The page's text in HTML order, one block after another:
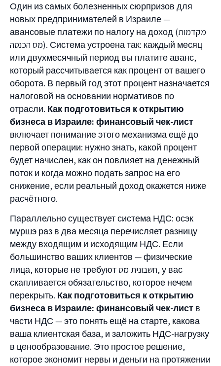
Один из самых болезненных сюрпризов для
новых предпринимателей в Израиле —
авансовые платежи по налогу на доход (מקדמות
מס הכנסה). Система устроена так: каждый месяц
или двухмесячный период вы платите аванс,
который рассчитывается как процент от вашего
оборота. В первый год этот процент назначается
налоговой на основании нормативов по
отрасли. Как подготовиться к открытию
бизнеса в Израиле: финансовый чек-лист
включает понимание этого механизма ещё до
первой операции: нужно знать, какой процент
будет начислен, как он повлияет на денежный
поток и когда можно подать запрос на его
снижение, если реальный доход окажется ниже
расчётного.
Параллельно существует система НДС: осэк
муршэ раз в два месяца перечисляет разницу
между входящим и исходящим НДС. Если
большинство ваших клиентов — физические
лица, которые не требуют חשבונית מס, у вас
скапливается обязательство, которое нечем
перекрыть. Как подготовиться к открытию
бизнеса в Израиле: финансовый чек-лист в
части НДС — это понять ещё на старте, какова
ваша клиентская база, и заложить НДС-нагрузку
в ценообразование. Это простое решение,
которое экономит нервы и деньги на протяжении